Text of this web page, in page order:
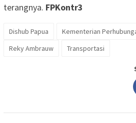
terangnya. FPKontr3
Dishub Papua Kementerian
Reky Ambrauw
Transportasi